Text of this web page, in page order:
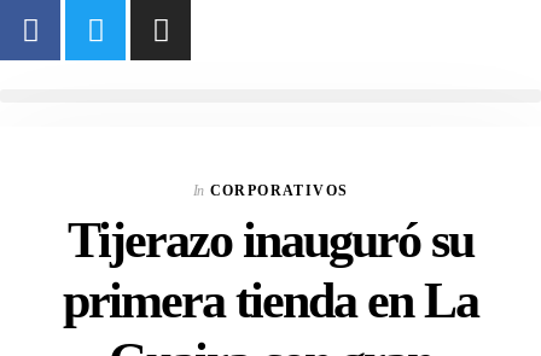
In CORPORATIVOS
Tijerazo inauguró su
primera tienda en La